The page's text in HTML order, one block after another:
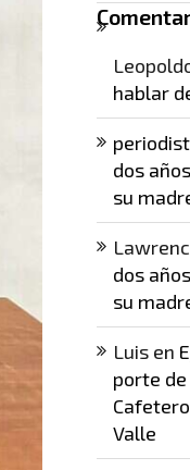
hablar
dos
su
dos
su
Luisen
porte
Valle